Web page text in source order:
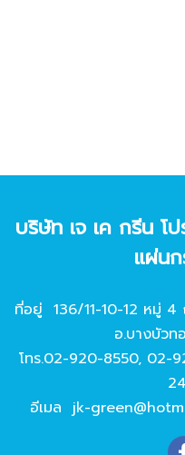
บริษัท เจ เค กรีน โ
แผ่น
ที่อยู่ 136/11-10-12 หมู่ 4
อ.บางบัวท
โทร.02-920-8550, 02-
อีเมล jk-